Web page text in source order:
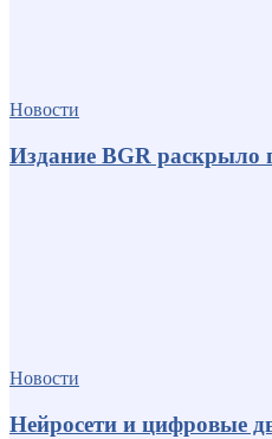
Новости
Издание BGR раскрыло
Новости
Нейросети и цифровые